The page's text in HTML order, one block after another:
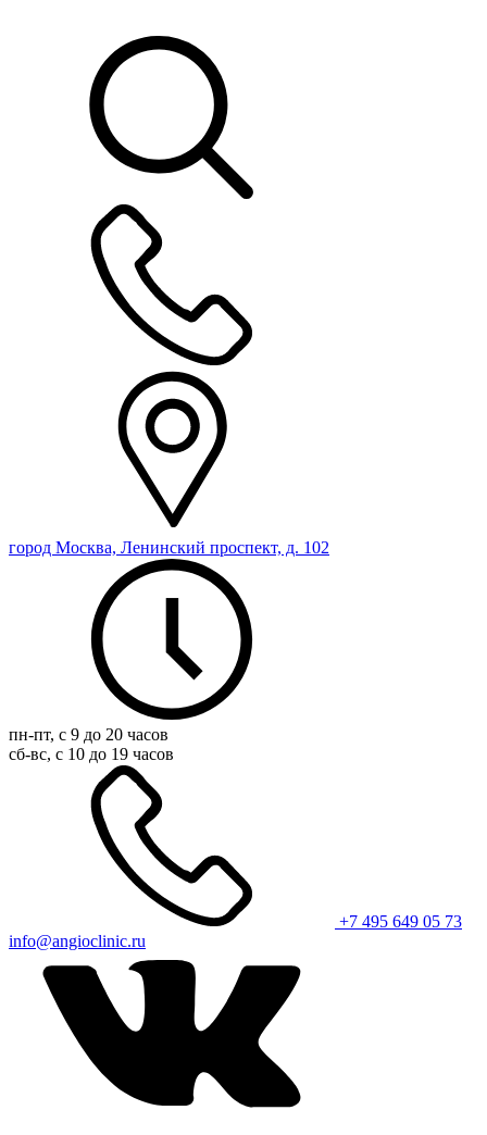
город Москва, Ленинский проспект, д. 102
пн-пт, с 9 до 20 часов
сб-вс, с 10 до 19 часов
+7 495 649 05 73
info@angioclinic.ru